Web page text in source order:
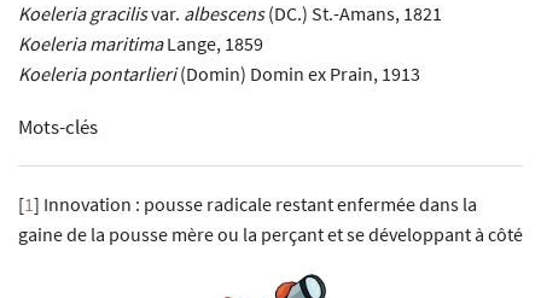
Koeleria gracilisvar. albescens(DC.) St.-Amans, 1821
Koeleria maritimaLange, 1859
Koeleria pontarlieri(Domin) Domin ex Prain, 1913
Mots-clés
[1] Innovation : pousse radicale restant enfermée dans la
gaine de la pousse mère ou la perçant et se développant à côté